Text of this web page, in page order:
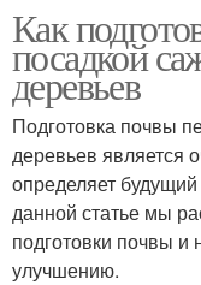
Как
посадкой
деревьев
Подготовка почвы
деревьев является
определяет
данной статье мы
подготовки почвы
улучшению.